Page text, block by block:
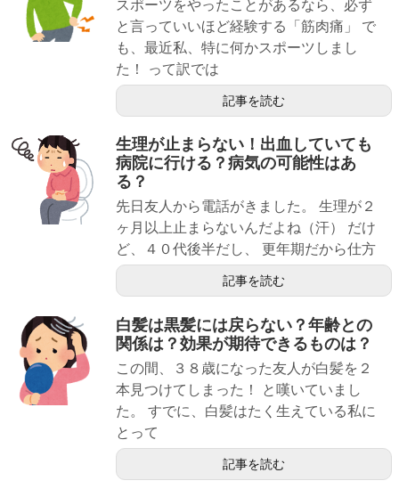
スポーツをやったことがあるなら、必ず
と言っていいほど経験する「筋肉痛」 で
も、最近私、特に何かスポーツしまし
た！ って訳では
記事を読む
生理が止まらない！出血していても
病院に行ける？病気の可能性はあ
る？
先日友人から電話がきました。 生理が２
ヶ月以上止まらないんだよね（汗） だけ
ど、４０代後半だし、 更年期だから仕方
記事を読む
白髪は黒髪には戻らない？年齢との
関係は？効果が期待できるものは？
この間、３８歳になった友人が白髪を２
本見つけてしまった！ と嘆いていまし
た。 すでに、白髪はたく生えている私に
とって
記事を読む